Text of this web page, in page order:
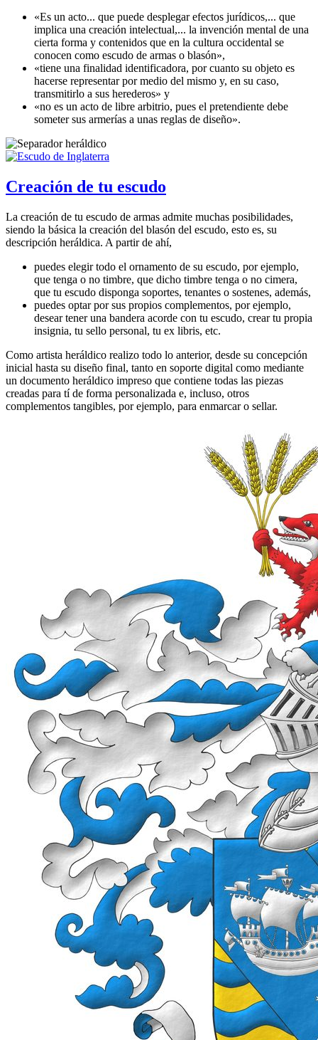
«Es un acto... que puede desplegar efectos jurídicos,... que
implica una creación intelectual,... la invención mental de una
cierta forma y contenidos que en la cultura occidental se
conocen como escudo de armas o blasón»,
«tiene una finalidad identificadora, por cuanto su objeto es
hacerse representar por medio del mismo y, en su caso,
transmitirlo a sus herederos» y
«no es un acto de libre arbitrio, pues el pretendiente debe
someter sus armerías a unas reglas de diseño».
Creación de tu escudo
La creación de tu escudo de armas admite muchas posibilidades,
siendo la básica la creación del blasón del escudo, esto es, su
descripción heráldica. A partir de ahí,
puedes elegir todo el ornamento de su escudo, por ejemplo,
que tenga o no timbre, que dicho timbre tenga o no cimera,
que tu escudo disponga soportes, tenantes o sostenes, además,
puedes optar por sus propios complementos, por ejemplo,
desear tener una bandera acorde con tu escudo, crear tu propia
insignia, tu sello personal, tu ex libris, etc.
Como artista heráldico realizo todo lo anterior, desde su concepción
inicial hasta su diseño final, tanto en soporte digital como mediante
un documento heráldico impreso que contiene todas las piezas
creadas para tí de forma personalizada e, incluso, otros
complementos tangibles, por ejemplo, para enmarcar o sellar.